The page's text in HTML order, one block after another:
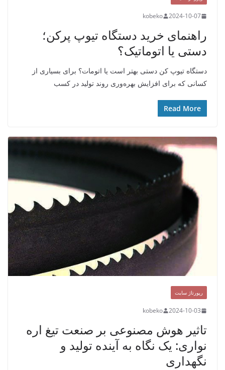
2024-10-07
kobeko
راهنمای خرید دستگاه‌ تیوپ پرکن؛
دستی یا اتوماتیک؟
دستگاه تیوپ کن دستی بهتر است یا اتومات؟ برای بسیاری از
کسانی که برای افزایش بهره‌وری روند تولید در کسب
Read More
رپورتاژ سایت
2024-10-03
kobeko
تاثیر هوش مصنوعی بر صنعت تیغ اره
نواری: یک نگاه به آینده تولید و
نگهداری